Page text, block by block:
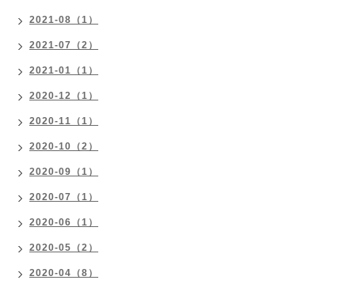
2021-08（1）
2021-07（2）
2021-01（1）
2020-12（1）
2020-11（1）
2020-10（2）
2020-09（1）
2020-07（1）
2020-06（1）
2020-05（2）
2020-04（8）